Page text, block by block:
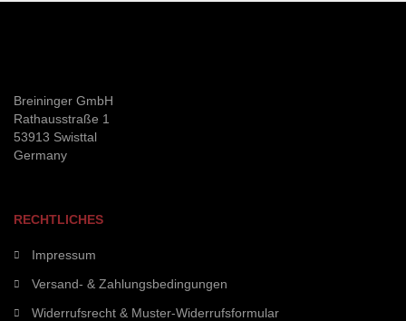
Breininger GmbH
Rathausstraße 1
53913 Swisttal
Germany
RECHTLICHES
Impressum
Versand- & Zahlungsbedingungen
Widerrufsrecht & Muster-Widerrufsformular